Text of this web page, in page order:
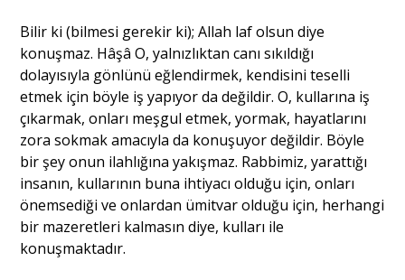
Bilir ki (bilmesi gerekir ki); Allah laf olsun diye
konuşmaz. Hâşâ O, yalnızlıktan canı sıkıldığı
dolayısıyla gönlünü eğlendirmek, kendisini teselli
etmek için böyle iş yapıyor da değildir. O, kullarına iş
çıkarmak, onları meşgul etmek, yormak, hayatlarını
zora sokmak amacıyla da konuşuyor değildir. Böyle
bir şey onun ilahlığına yakışmaz. Rabbimiz, yarattığı
insanın, kullarının buna ihtiyacı olduğu için, onları
önemsediği ve onlardan ümitvar olduğu için, herhangi
bir mazeretleri kalmasın diye, kulları ile
konuşmaktadır.